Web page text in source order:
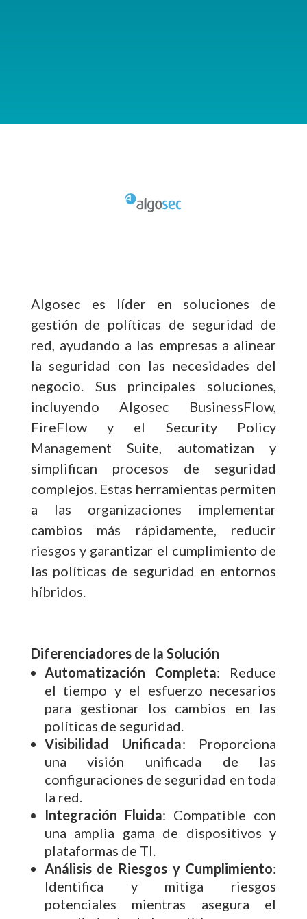
Algosec es líder en soluciones de
gestión de políticas de seguridad de
red, ayudando a las empresas a alinear
la seguridad con las necesidades del
negocio. Sus principales soluciones,
incluyendo Algosec BusinessFlow,
FireFlow y el Security Policy
Management Suite, automatizan y
simplifican procesos de seguridad
complejos. Estas herramientas permiten
a las organizaciones implementar
cambios más rápidamente, reducir
riesgos y garantizar el cumplimiento de
las políticas de seguridad en entornos
híbridos.
Diferenciadores de la Solución
Automatización Completa: Reduce
el tiempo y el esfuerzo necesarios
para gestionar los cambios en las
políticas de seguridad.
Visibilidad Unificada: Proporciona
una visión unificada de las
configuraciones de seguridad en toda
la red.
Integración Fluida: Compatible con
una amplia gama de dispositivos y
plataformas de TI.
Análisis de Riesgos y Cumplimiento:
Identifica y mitiga riesgos
potenciales mientras asegura el